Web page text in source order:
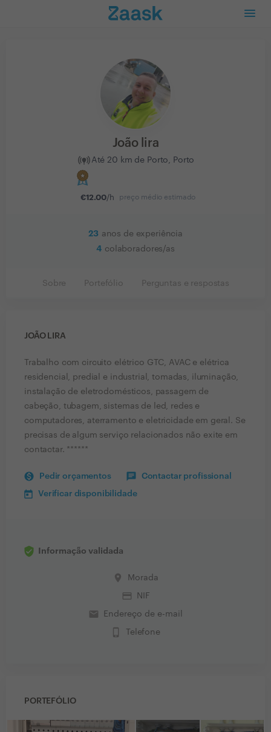
João lira
Até 20 km de Porto, Porto
€12.00/h preço médio estimado
23 anos de experiência
4 colaboradores/as
Sobre Portefólio Perguntas e respostas
JOÃO LIRA
Trabalho com circuito elétrico GTC, AVAC e elétrica
residencial, predial e industrial, tomadas, iluminação,
instalação de eletrodomésticos, passagem de
cabeção, tubagem, sistemas de led, redes e
computadores, aterramento e eletricidade em geral. Se
precisas de algum serviço relacionados não exite em
contactar. ******
Pedir orçamentos Contactar profissional
Verificar disponibilidade
Informação validada
place Morada
credit_card NIF
email Endereço de e-mail
phone_iphone Telefone
PORTEFÓLIO